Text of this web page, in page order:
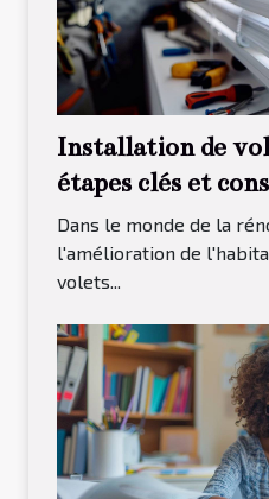
Installation de
étapes clés et
Dans le monde de la
l'amélioration de
volets...